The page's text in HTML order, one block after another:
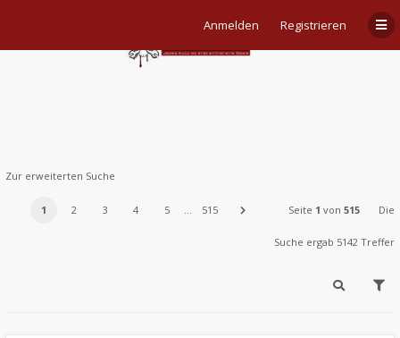
Anmelden Registrieren
Zur erweiterten Suche
1 2 3 4 5 … 515 Seite 1 von 515 Die
Suche ergab 5142 Treffer